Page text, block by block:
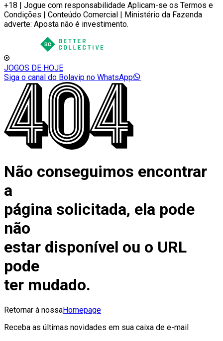
+18 | Jogue com responsabilidade Aplicam-se os Termos e
Condições | Conteúdo Comercial | Ministério da Fazenda
adverte: Aposta não é investimento.
JOGOS DE HOJE
Siga o canal do Bolavip no WhatsApp
Não conseguimos encontrar
a
página solicitada, ela pode
não
estar disponível ou o URL
pode
ter mudado.
Retornar à nossaHomepage
Receba as últimas novidades em sua caixa de e-mail